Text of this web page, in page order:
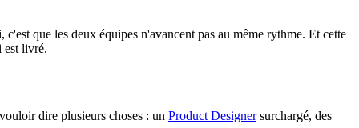
que les deux équipes n'avancent pas au même rythme. Et cette
est livré.
dire plusieurs choses : un Product Designersurchargé, des